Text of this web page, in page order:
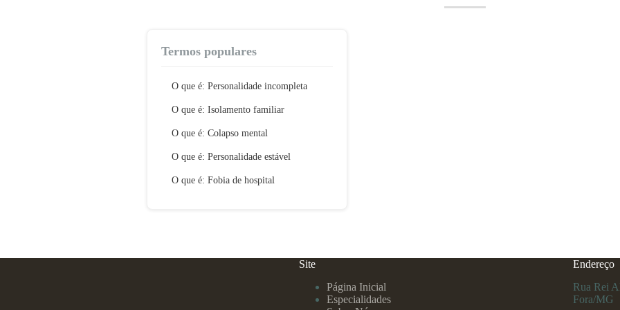
Termos populares
O que é: Personalidade incompleta
O que é: Isolamento familiar
O que é: Colapso mental
O que é: Personalidade estável
O que é: Fobia de hospital
Site
Página Inicial
Especialidades
Endereço
Rua Rei
Fora/MG